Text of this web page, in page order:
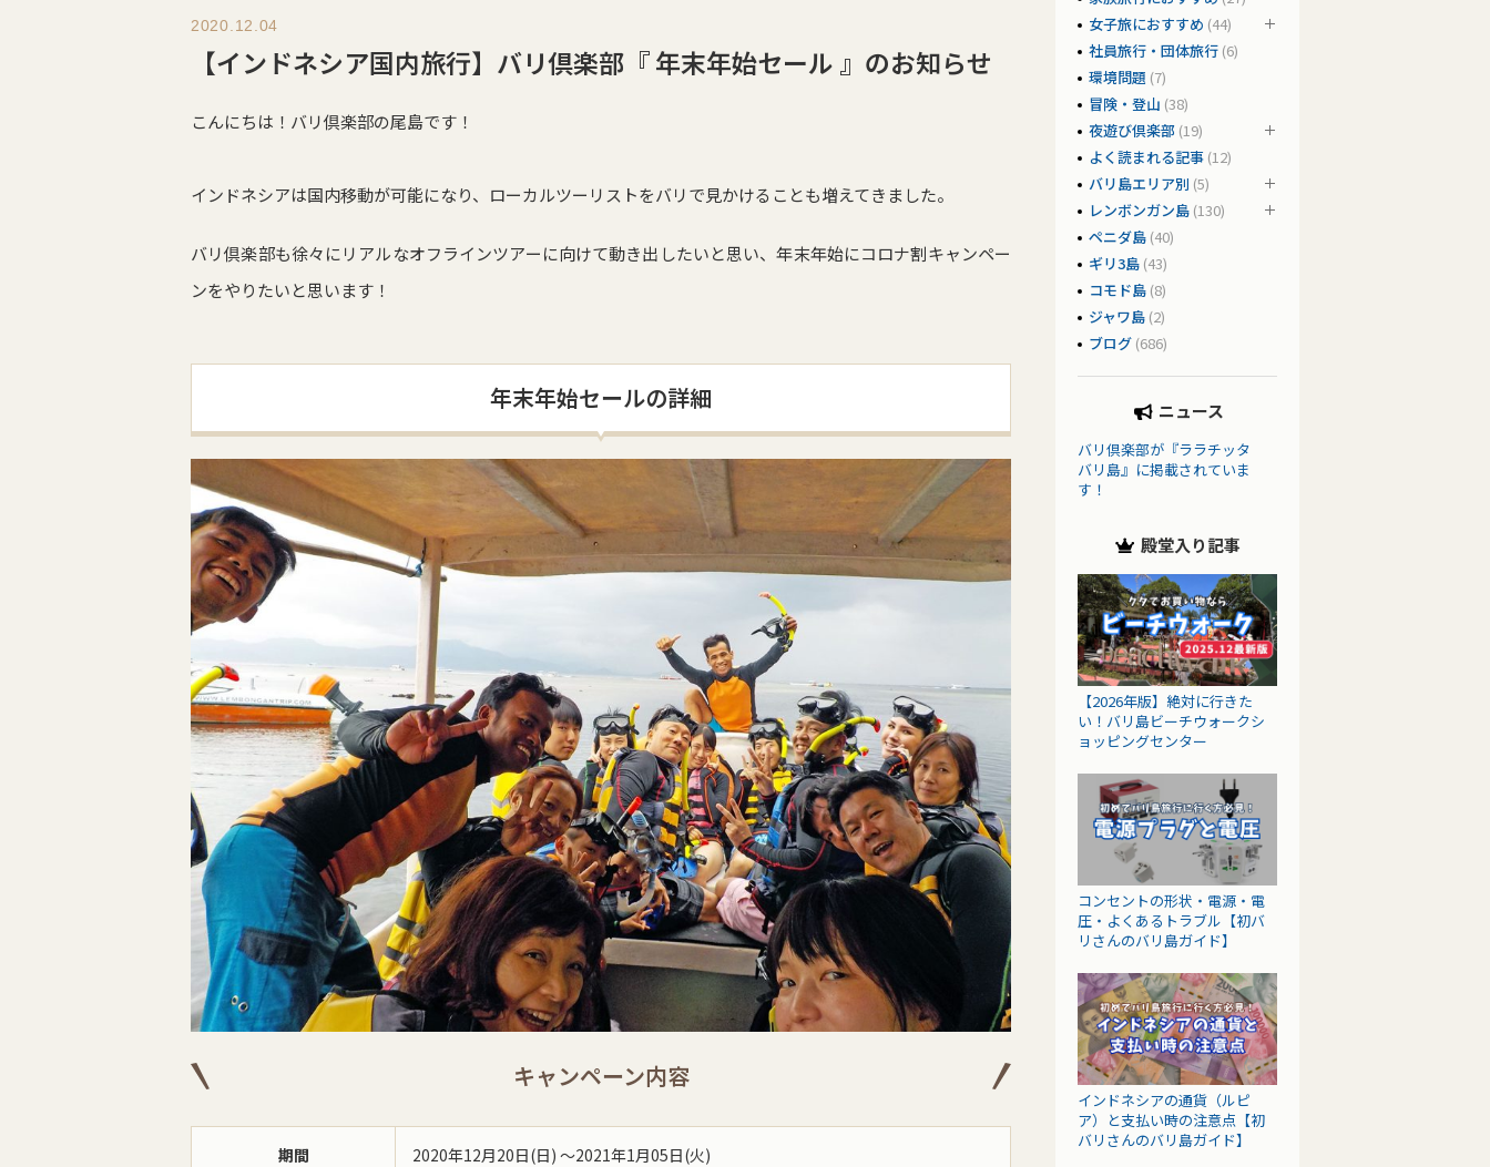
2020.12.04
【インドネシア国内旅行】バリ倶楽部『 年末年始セール 』のお知らせ
こんにちは！バリ倶楽部の尾島です！
インドネシアは国内移動が可能になり、ローカルツーリストをバリで見かけることも増えてきました。
バリ倶楽部も徐々にリアルなオフラインツアーに向けて動き出したいと思い、年末年始にコロナ割キャンペー
ンをやりたいと思います！
年末年始セールの詳細
キャンペーン内容
期間 2020年12月20日(日) ～2021年1月05日(火)
女子旅におすすめ (44)
社員旅行・団体旅行 (6)
環境問題 (7)
冒険・登山 (38)
夜遊び倶楽部 (19)
よく読まれる記事 (12)
バリ島エリア別 (5)
レンボンガン島 (130)
ペニダ島 (40)
ギリ3島 (43)
コモド島 (8)
ジャワ島 (2)
ブログ (686)
ニュース
バリ倶楽部が『ララチッタ
バリ島』に掲載されていま
す！
殿堂入り記事
【2026年版】絶対に行きた
い！バリ島ビーチウォークシ
ョッピングセンター
コンセントの形状・電源・電
圧・よくあるトラブル【初バ
リさんのバリ島ガイド】
インドネシアの通貨（ルピ
ア）と支払い時の注意点【初
バリさんのバリ島ガイド】